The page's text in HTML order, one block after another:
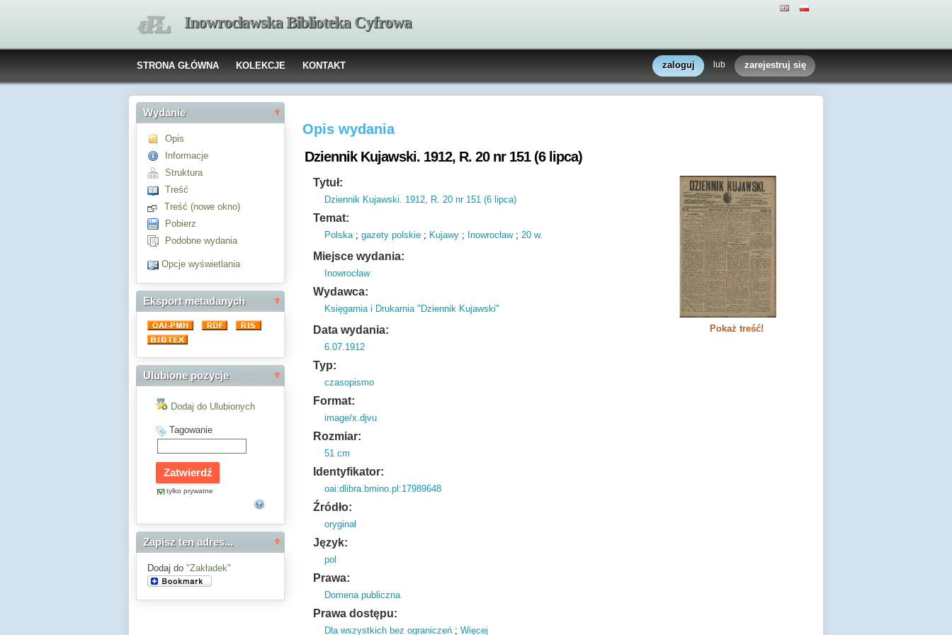
Inowrocławska Biblioteka Cyfrowa
STRONA GŁÓWNA KOLEKCJE KONTAKT zaloguj lub zarejestruj się
Wydanie
Opis
Informacje
Struktura
Treść
Treść (nowe okno)
Pobierz
Podobne wydania
Opcje wyświetlania
Eksport metadanych
Ulubione pozycje
Dodaj do Ulubionych
Tagowanie
tylko prywatne
Zapisz ten adres...
Dodaj do "Zakładek"
Opis wydania
Dziennik Kujawski. 1912, R. 20 nr 151 (6 lipca)
Pokaż treść!
Tytuł:
Dziennik Kujawski. 1912, R. 20 nr 151 (6 lipca)
Temat:
Polska;gazety polskie ; Kujawy ; Inowrocław;20 w.
Miejsce wydania:
Inowrocław
Wydawca:
Księgarnia i Drukarnia "Dziennik Kujawski"
Data wydania:
6.07.1912
Typ:
czasopismo
Format:
image/x.djvu
Rozmiar:
51 cm
Identyfikator:
oai:dlibra.bmino.pl:17989648
Źródło:
oryginał
Język:
pol
Prawa:
Domena publiczna
Prawa dostępu:
Dla wszystkich bez ograniczeń ;Więcej